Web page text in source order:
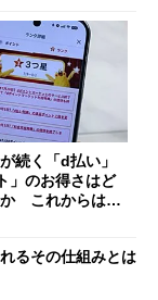
続く「d払い」
」のお得さはど
か これからは
るその仕組みとは